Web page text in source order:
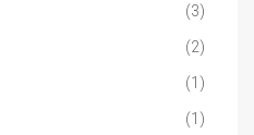
(3)
(2)
(1)
(1)